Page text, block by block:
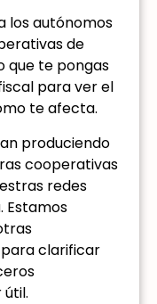
los autónomos
de
que te pongas
para ver el
te afecta.
produciendo
cooperativas
redes
Estamos
clarificar